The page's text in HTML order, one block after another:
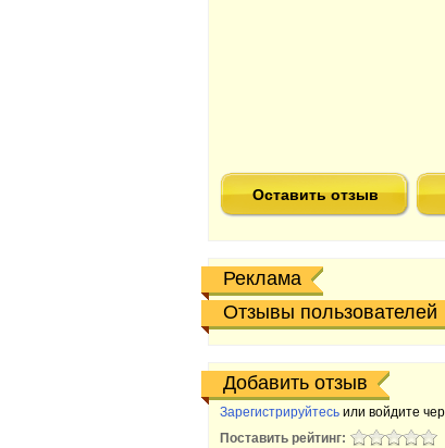
Оставить отзыв
Реклама
Отзывы пользователей
Добавить отзыв
Зарегистрируйтесь или войдите
Поставить рейтинг: